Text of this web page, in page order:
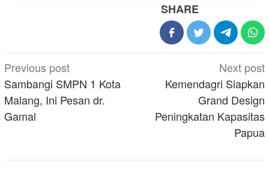
SHARE
Post
navigation
Previous post
Sambangi SMPN 1 Kota
Malang, Ini Pesan dr.
Gamal
Next post
Kemendagri Siapkan
Grand Design
Peningkatan Kapasitas
Papua